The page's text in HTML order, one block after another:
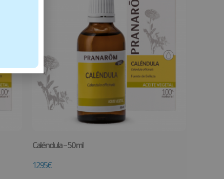
Caléndula – 50 ml
12.95€